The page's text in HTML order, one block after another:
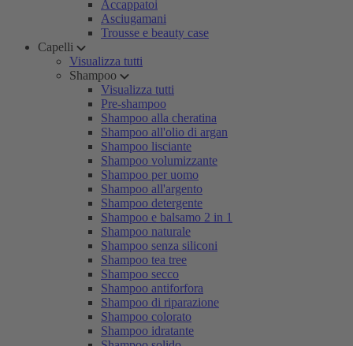
Accappatoi
Asciugamani
Trousse e beauty case
Capelli
Visualizza tutti
Shampoo
Visualizza tutti
Pre-shampoo
Shampoo alla cheratina
Shampoo all'olio di argan
Shampoo lisciante
Shampoo volumizzante
Shampoo per uomo
Shampoo all'argento
Shampoo detergente
Shampoo e balsamo 2 in 1
Shampoo naturale
Shampoo senza siliconi
Shampoo tea tree
Shampoo secco
Shampoo antiforfora
Shampoo di riparazione
Shampoo colorato
Shampoo idratante